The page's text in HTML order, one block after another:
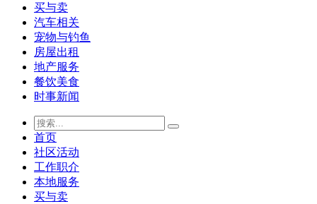
买与卖
汽车相关
宠物与钓鱼
房屋出租
地产服务
餐饮美食
时事新闻
首页
社区活动
工作职介
本地服务
买与卖